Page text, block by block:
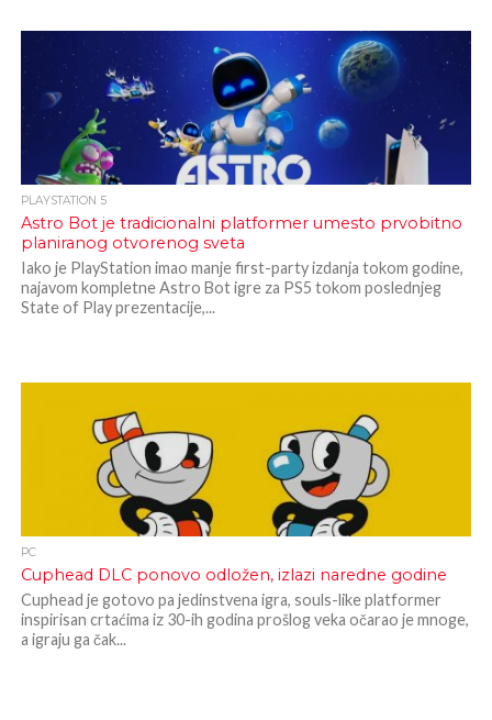
PLAYSTATION 5
Astro Bot je tradicionalni platformer umesto prvobitno
planiranog otvorenog sveta
Iako je PlayStation imao manje first-party izdanja tokom godine,
najavom kompletne Astro Bot igre za PS5 tokom poslednjeg
State of Play prezentacije,...
PC
Cuphead DLC ponovo odložen, izlazi naredne godine
Cuphead je gotovo pa jedinstvena igra, souls-like platformer
inspirisan crtaćima iz 30-ih godina prošlog veka očarao je mnoge,
a igraju ga čak...